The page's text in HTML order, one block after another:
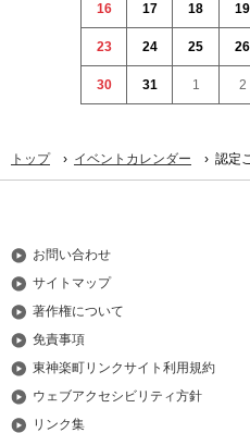
16 17 18 19
23 24 25 26
30 31 1 2
トップ › イベントカレンダー › 認定
お問い合わせ
サイトマップ
著作権について
免責事項
東神楽町リンクサイト利用規約
ウェブアクセシビリティ方針
リンク集